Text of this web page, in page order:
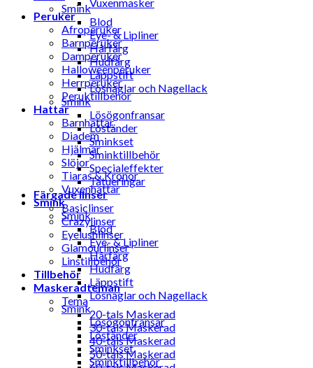
Smink
Blod
Eye- & Lipliner
Hårfärg
Hudfärg
Läppstift
Lösnaglar och Nagellack
Smink
Lösögonfransar
Löständer
Sminkset
Sminktillbehör
Specialeffekter
Tatueringar
Färgade linser
Basiclinser
Crazylinser
Eyelushlinser
Glamourlinser
Linstillbehör
Tillbehör
Maskeradteman
Tema
20-tals Maskerad
30-tals Maskerad
40-tals Maskerad
50-tals Maskerad
Peruker
Afroperuker
Barnperuker
Damperuker
Halloweenperuker
Herrperuker
Peruktillbehör
Hattar
Barnhattar
Diadem
Hjälmar
Slöjor
Tiaras & Kronor
Vuxenhattar
Smink
Smink
Blod
Eye- & Lipliner
Hårfärg
Hudfärg
Läppstift
Lösnaglar och Nagellack
Smink
Lösögonfransar
Löständer
Sminkset
Sminktillbehör